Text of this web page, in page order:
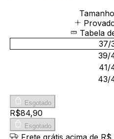
Tabela
37/
39/
41/
43/
Esgotado
R$84,90
Esgotado
Frete grátis acima de